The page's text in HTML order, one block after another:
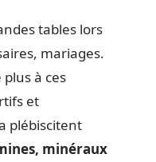
tables lors
mariages.
à ces
et
plébiscitent
minéraux